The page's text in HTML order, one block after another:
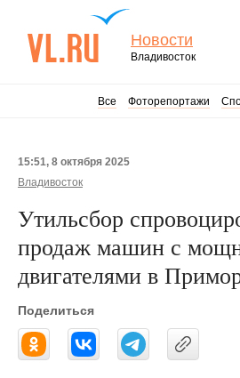
Новости
Владивосток
Все Фоторепортажи
15:51, 8 октября 2025
Владивосток
Утильсбор
продаж машин с
двигателями в
Поделиться